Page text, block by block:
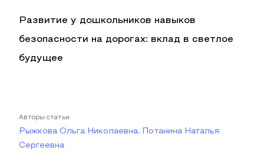
Развитие у дошкольников навыков
безопасности на дорогах: вклад в светлое
будущее
Авторы статьи
Рыжкова Ольга Николаевна, Потанина Наталья
Сергеевна